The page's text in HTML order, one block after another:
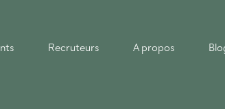
Recruteurs A propos